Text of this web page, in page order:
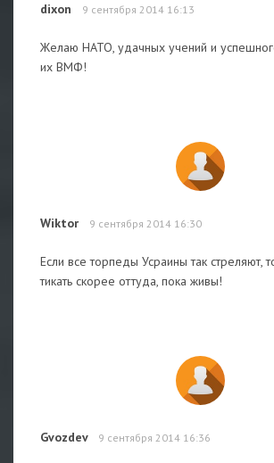
dixon 9 сентября 2014 16:13
Желаю НАТО, удачных учений и
их ВМФ!
Wiktor 9 сентября 2014 16:30
Если все торпеды Усраины так стреляют,
тикать скорее оттуда, пока живы!
Gvozdev 9 сентября 2014 16:36